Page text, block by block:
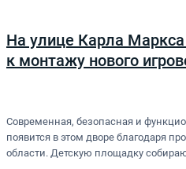
На улице Карла
к монтажу нового
Современная, безопасная и
появится в этом дворе благодаря
области. Детскую площадку